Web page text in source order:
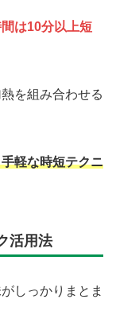
は10分以上短
を組み合わせる
軽な時短テクニ
活用法
しっかりまとま